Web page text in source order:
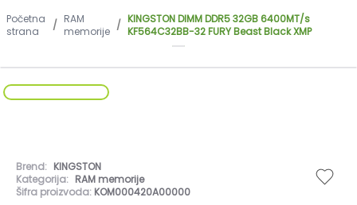
Početna
strana
/ RAM
memorije / KINGSTON DIMM DDR5 32GB 6400MT/s
KF564C32BB-32 FURY Beast Black XMP
Brend: KINGSTON
Kategorija: RAM memorije
Šifra proizvoda: KOM000420A00000